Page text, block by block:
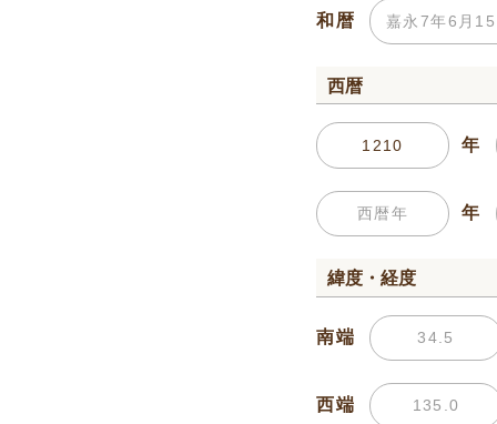
和暦
西暦
年
年
緯度・経度
南端
西端